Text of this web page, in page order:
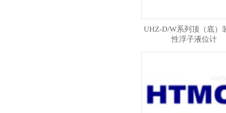
UHZ-D/W系列顶（底）
性浮子液位计